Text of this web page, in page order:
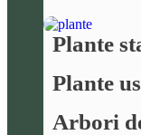
Plante
Plante
Arbori